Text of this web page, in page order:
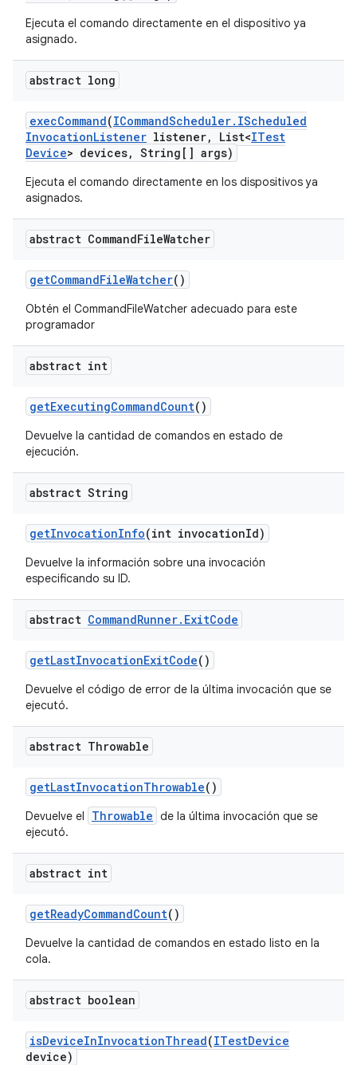
Ejecuta el comando directamente en el dispositivo ya
asignado.
abstract long
execCommand(ICommandScheduler. IScheduled
InvocationListener listener, List<ITest
Device> devices, String[] args)
Ejecuta el comando directamente en los dispositivos ya
asignados.
abstract CommandFileWatcher
getCommandFileWatcher()
Obtén el CommandFileWatcher adecuado para este
programador
abstract int
getExecutingCommandCount()
Devuelve la cantidad de comandos en estado de
ejecución.
abstract String
getInvocationInfo(int invocationId)
Devuelve la información sobre una invocación
especificando su ID.
abstract CommandRunner. ExitCode
getLastInvocationExitCode()
Devuelve el código de error de la última invocación que se
ejecutó.
abstract Throwable
getLastInvocationThrowable()
Devuelve el Throwable de la última invocación que se
ejecutó.
abstract int
getReadyCommandCount()
Devuelve la cantidad de comandos en estado listo en la
cola.
abstract boolean
isDeviceInInvocationThread(ITestDevice
device)